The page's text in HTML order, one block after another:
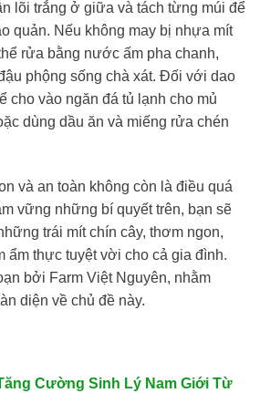
lõi trắng ở giữa và tách từng múi để
quản. Nếu không may bị nhựa mít
rửa bằng nước ấm pha chanh,
phộng sống chà xát. Đối với dao
cho vào ngăn đá tủ lạnh cho mủ
dùng dầu ăn và miếng rửa chén
và an toàn không còn là điều quá
vững những bí quyết trên, bạn sẽ
trái mít chín cây, thơm ngon,
ẩm thực tuyệt vời cho cả gia đình.
bởi Farm Việt Nguyên, nhằm
diện về chủ đề này.
Cường Sinh Lý Nam Giới Từ